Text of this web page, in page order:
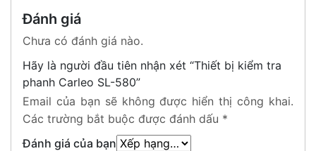
Đánh giá
Chưa có đánh giá nào.
Hãy là người đầu tiên nhận xét “Thiết bị kiểm tra
phanh Carleo SL-580”
Email của bạn sẽ không được hiển thị công khai.
Các trường bắt buộc được đánh dấu *
Đánh giá của bạn